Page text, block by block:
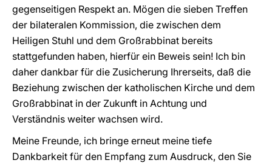
gegenseitigen Respekt an. Mögen die sieben Treffen
der bilateralen Kommission, die zwischen dem
Heiligen Stuhl und dem Großrabbinat bereits
stattgefunden haben, hierfür ein Beweis sein! Ich bin
daher dankbar für die Zusicherung Ihrerseits, daß die
Beziehung zwischen der katholischen Kirche und dem
Großrabbinat in der Zukunft in Achtung und
Verständnis weiter wachsen wird.
Meine Freunde, ich bringe erneut meine tiefe
Dankbarkeit für den Empfang zum Ausdruck, den Sie